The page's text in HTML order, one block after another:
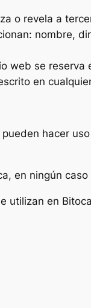
o revela a
nombre,
web se reserva
en
hacer
en ningún
en